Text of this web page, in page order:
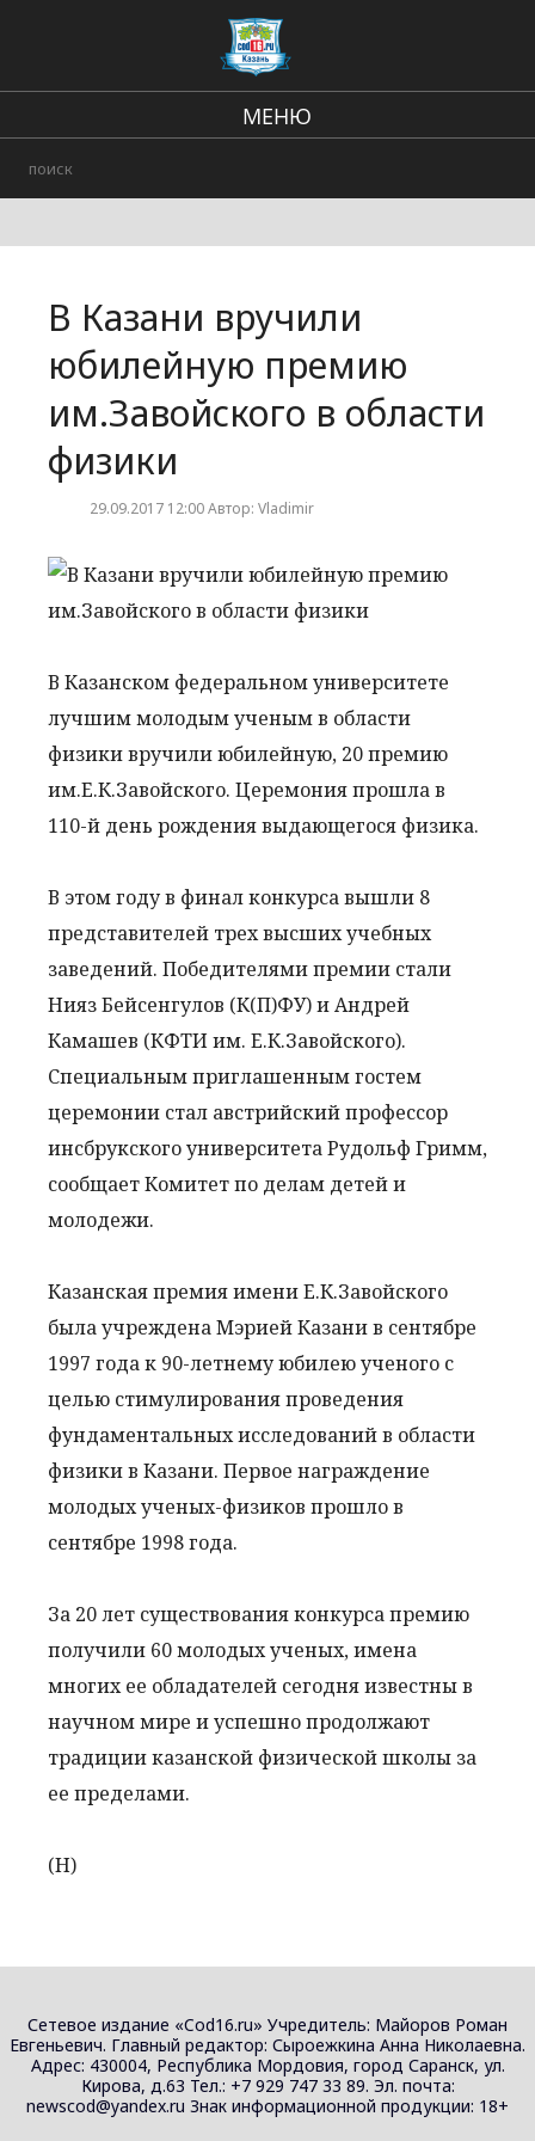
МЕНЮ
Городские события
В Казани вручили
юбилейную премию
им.Завойского в области
физики
29.09.2017 12:00 Автор: Vladimir
В Казанском федеральном университете
лучшим молодым ученым в области
физики вручили юбилейную, 20 премию
им.Е.К.Завойского. Церемония прошла в
110-й день рождения выдающегося физика.
В этом году в финал конкурса вышли 8
представителей трех высших учебных
заведений. Победителями премии стали
Нияз Бейсенгулов (К(П)ФУ) и Андрей
Камашев (КФТИ им. Е.К.Завойского).
Специальным приглашенным гостем
церемонии стал австрийский профессор
инсбрукского университета Рудольф Гримм,
сообщает Комитет по делам детей и
молодежи.
Казанская премия имени Е.К.Завойского
была учреждена Мэрией Казани в сентябре
1997 года к 90-летнему юбилею ученого с
целью стимулирования проведения
фундаментальных исследований в области
физики в Казани. Первое награждение
молодых ученых-физиков прошло в
сентябре 1998 года.
За 20 лет существования конкурса премию
получили 60 молодых ученых, имена
многих ее обладателей сегодня известны в
научном мире и успешно продолжают
традиции казанской физической школы за
ее пределами.
(Н)
Сетевое издание «Cod16.ru» Учредитель: Майоров Роман
Евгеньевич. Главный редактор: Сыроежкина Анна Николаевна.
Адрес: 430004, Республика Мордовия, город Саранск, ул.
Кирова, д.63 Тел.: +7 929 747 33 89. Эл. почта:
newscod@yandex.ru Знак информационной продукции: 18+